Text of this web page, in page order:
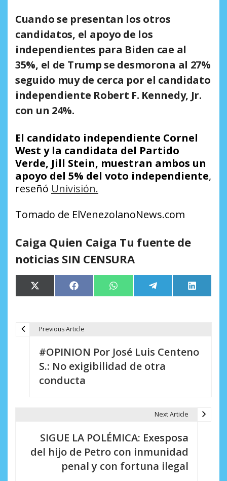
Cuando se presentan los otros
candidatos, el apoyo de los
independientes para Biden cae al
35%, el de Trump se desmorona al 27%
seguido muy de cerca por el candidato
independiente Robert F. Kennedy, Jr.
con un 24%.
El candidato independiente Cornel
West y la candidata del Partido
Verde, Jill Stein, muestran ambos un
apoyo del 5% del voto independiente,
reseñó Univisión.
Tomado de ElVenezolanoNews.com
Caiga Quien Caiga Tu fuente de
noticias SIN CENSURA
Compartir
en
X
(Twitter)
Compartir
en
Facebook Compartir
en
WhatsApp Compartir
en
Telegram
en
LinkedIn
Previous Article
#OPINION Por José Luis Centeno
S.: No exigibilidad de otra
conducta
Next Article
SIGUE LA POLÉMICA: Exesposa
del hijo de Petro con inmunidad
penal y con fortuna ilegal